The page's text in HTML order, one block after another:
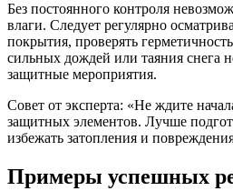
Без постоянного контроля
влаги. Следует регулярно
покрытия, проверять
сильных дождей или таяния снега
защитные мероприятия.
Совет от эксперта: «Не ждите
защитных элементов. Лучше
избежать затопления и
Примеры успешных